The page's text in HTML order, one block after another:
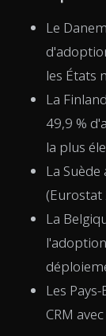
Le
les États
La
49,9 %
la plus
La
(Eurostat
La
l'adoption
Les
CRM